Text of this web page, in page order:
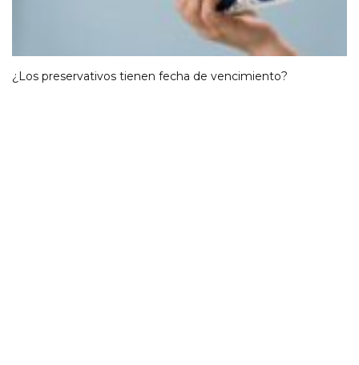
¿Los preservativos tienen fecha de vencimiento?